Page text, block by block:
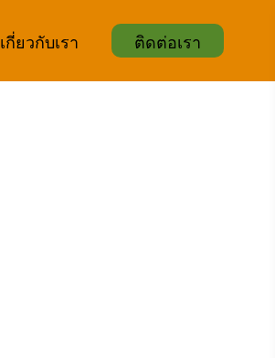
เกี่ยวกับเรา ติดต่อเรา